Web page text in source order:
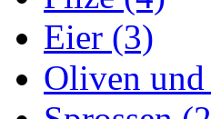
Eier (3)
Oliven